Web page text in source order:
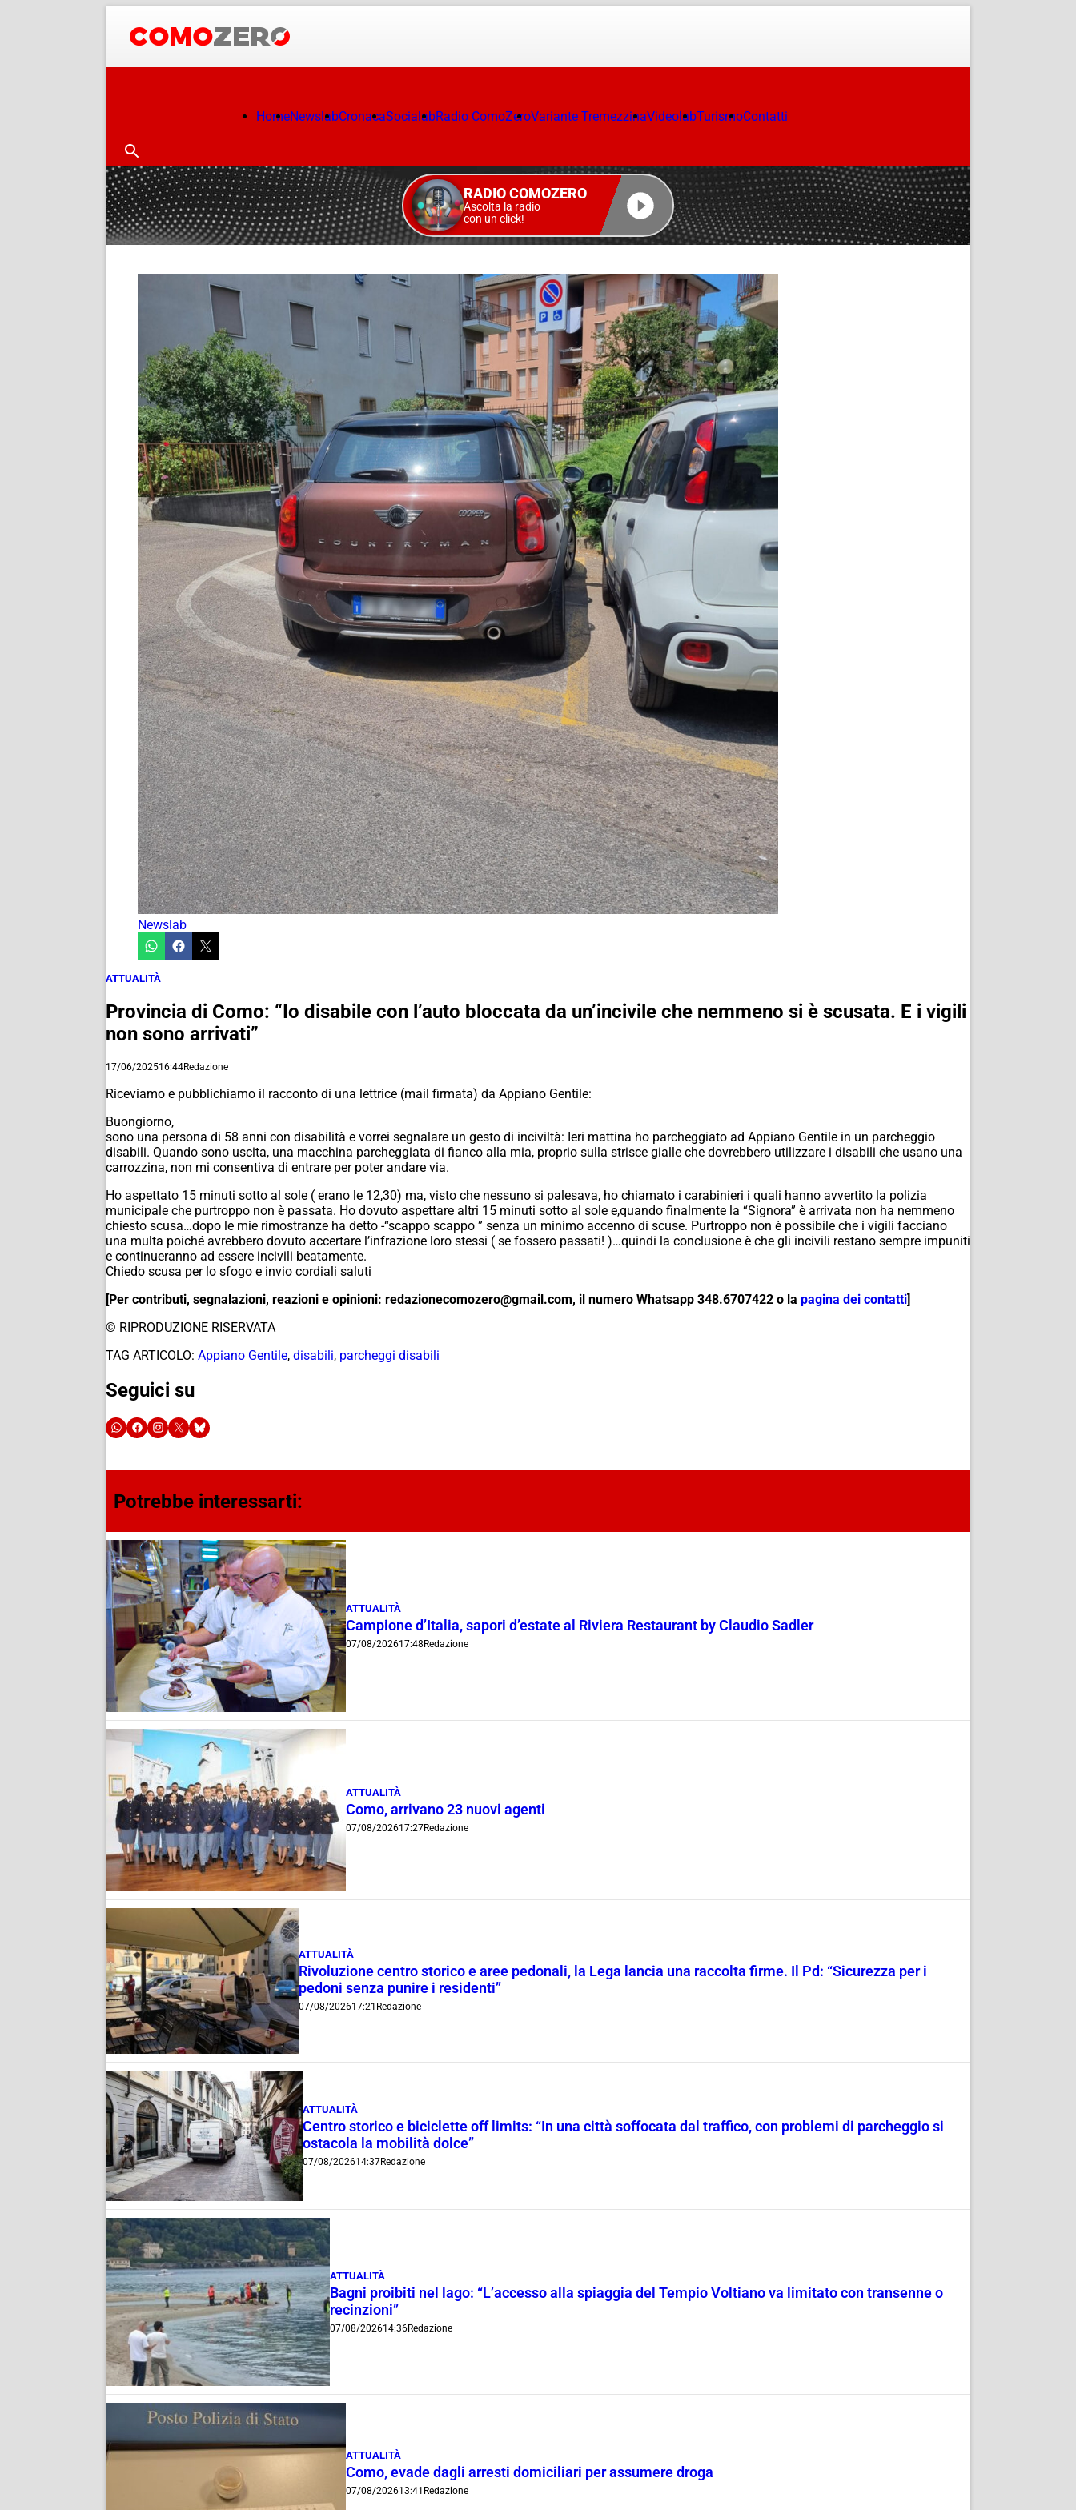
HomeNewslabCronacaSocialabRadio ComoZeroVariante TremezzinaVideolabTurismoContatti
RADIO COMOZERO
Ascolta la radio
con un click!
Newslab
ATTUALITÀ
Provincia di Como: “Io disabile con l’auto bloccata da un’incivile che nemmeno si è scusata. E i vigili
non sono arrivati”
17/06/202516:44Redazione
Riceviamo e pubblichiamo il racconto di una lettrice (mail firmata) da Appiano Gentile:
Buongiorno,
sono una persona di 58 anni con disabilità e vorrei segnalare un gesto di inciviltà: Ieri mattina ho parcheggiato ad Appiano Gentile in un parcheggio
disabili. Quando sono uscita, una macchina parcheggiata di fianco alla mia, proprio sulla strisce gialle che dovrebbero utilizzare i disabili che usano una
carrozzina, non mi consentiva di entrare per poter andare via.
Ho aspettato 15 minuti sotto al sole ( erano le 12,30) ma, visto che nessuno si palesava, ho chiamato i carabinieri i quali hanno avvertito la polizia
municipale che purtroppo non è passata. Ho dovuto aspettare altri 15 minuti sotto al sole e,quando finalmente la “Signora” è arrivata non ha nemmeno
chiesto scusa…dopo le mie rimostranze ha detto -“scappo scappo ” senza un minimo accenno di scuse. Purtroppo non è possibile che i vigili facciano
una multa poiché avrebbero dovuto accertare l’infrazione loro stessi ( se fossero passati! )…quindi la conclusione è che gli incivili restano sempre impuniti
e continueranno ad essere incivili beatamente.
Chiedo scusa per lo sfogo e invio cordiali saluti
[Per contributi, segnalazioni, reazioni e opinioni: redazionecomozero@gmail.com, il numero Whatsapp 348.6707422 o la pagina dei contatti]
© RIPRODUZIONE RISERVATA
TAG ARTICOLO: Appiano Gentile, disabili, parcheggi disabili
Seguici su
Potrebbe interessarti:
ATTUALITÀ
Campione d’Italia, sapori d’estate al Riviera Restaurant by Claudio Sadler
07/08/202617:48 Redazione
ATTUALITÀ
Como, arrivano 23 nuovi agenti
07/08/202617:27Redazione
ATTUALITÀ
Rivoluzione centro storico e aree pedonali, la Lega lancia una raccolta firme. Il Pd: “Sicurezza per i
pedoni senza punire i residenti”
07/08/202617:21 Redazione
ATTUALITÀ
Centro storico e biciclette off limits: “In una città soffocata dal traffico, con problemi di parcheggio si
ostacola la mobilità dolce”
07/08/202614:37Redazione
ATTUALITÀ
Bagni proibiti nel lago: “L’accesso alla spiaggia del Tempio Voltiano va limitato con transenne o
recinzioni”
07/08/202614:36Redazione
ATTUALITÀ
Como, evade dagli arresti domiciliari per assumere droga
07/08/202613:41 Redazione